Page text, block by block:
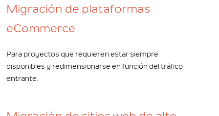
Migración de plataformas
eCommerce
Para proyectos que requieren estar siempre
disponibles y redimensionarse en función del tráfico
entrante.